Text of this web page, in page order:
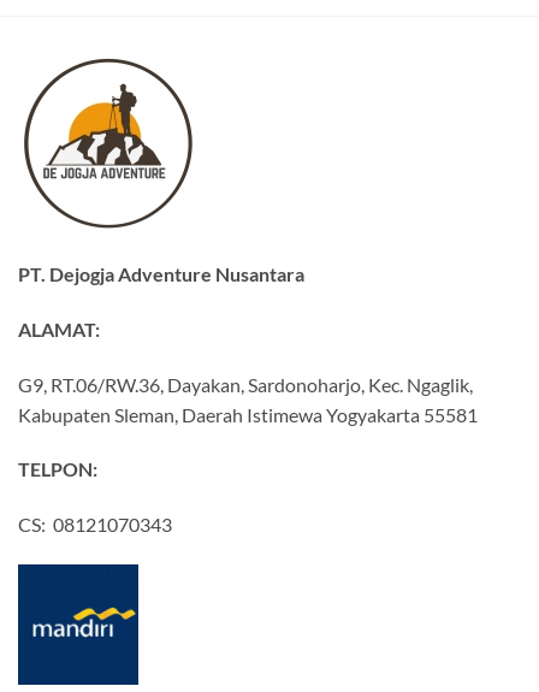
PT. Dejogja Adventure Nusantara
ALAMAT:
G9, RT.06/RW.36, Dayakan, Sardonoharjo, Kec. Ngaglik,
Kabupaten Sleman, Daerah Istimewa Yogyakarta 55581
TELPON:
CS: 08121070343